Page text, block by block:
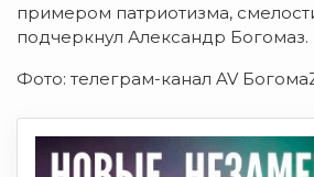
примером патриотизма,
подчеркнул Александр Богомаз.
Фото: телеграм-канал AV